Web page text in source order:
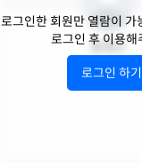
팀원2
책임심사역
로그인한 회원만 열람이 가
로그인 후 이용해
로그인 하기